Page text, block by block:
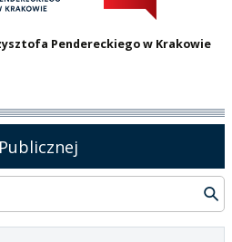
Pendereckiego w Krakowie